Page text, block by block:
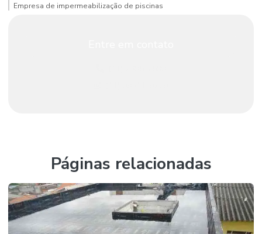
Empresa de impermeabilização de piscinas
Impermeabilização a frio
Impermeabilização de lajes
Impermeabilização de lajes de cobertura
Páginas relacionadas